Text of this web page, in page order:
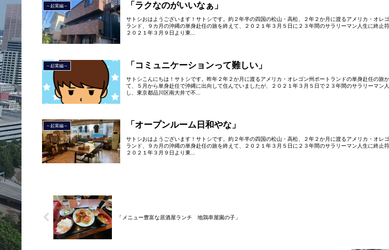
～起業編～ 「ラクなのがいいなぁ」
サトシおはようございます！サトシです。約２年半の四国の松山・高松、２年２か月に渡るアメリカ・オレ
ランド、９カ月の沖縄の単身赴任の旅を終えて、２０２１年３月５日に２３年間のサラリーマン人生に終止符
２０２１年３月９日より東...
～起業編～ 「コミュニケーションって難しい」
サトシこんにちは！サトシです。昨年２年２か月に渡るアメリカ・オレゴン州ポートランドの単身赴任の旅
て、５月から単身赴任で沖縄に出向して住んでいましたが、２０２１年３月５日で２３年間のサラリーマン
し、東京都品川区南大井で不...
～起業編～ 「オープンルーム日和やな」
サトシおはようございます！サトシです。約２年半の四国の松山・高松、２年２か月に渡るアメリカ・オレ
ランド、９カ月の沖縄の単身赴任の旅を終えて、２０２１年３月５日に２３年間のサラリーマン人生に終止符
２０２１年３月９日より東...
「メニュー豊富な居酒屋ランチ 地鶏串屋園の子」